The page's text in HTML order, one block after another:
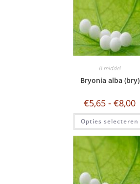
B middel
Bryonia alba (bry)
€5,65 - €8,00
Opties selecteren